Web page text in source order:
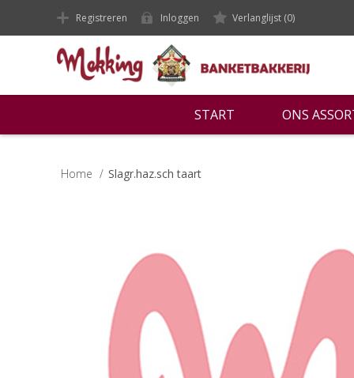
Registreren Inloggen Verlanglijst (0)
START ONS
Home / Slagr.haz.sch taart